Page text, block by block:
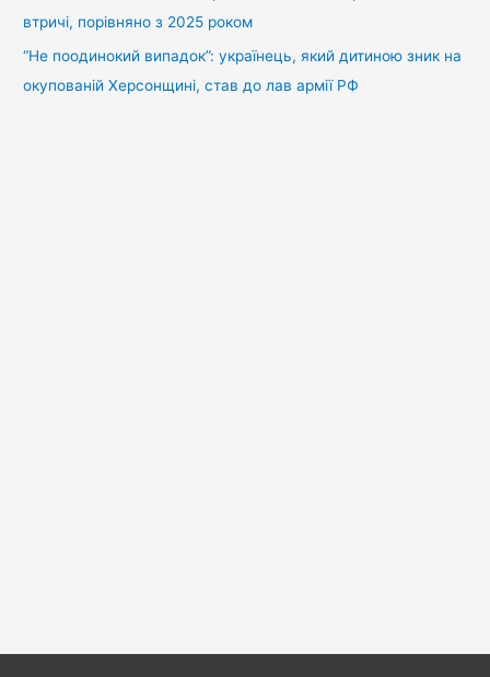
втричі, порівняно з 2025 роком
“Не поодинокий випадок”: українець, який дитиною зник на
окупованій Херсонщині, став до лав армії РФ